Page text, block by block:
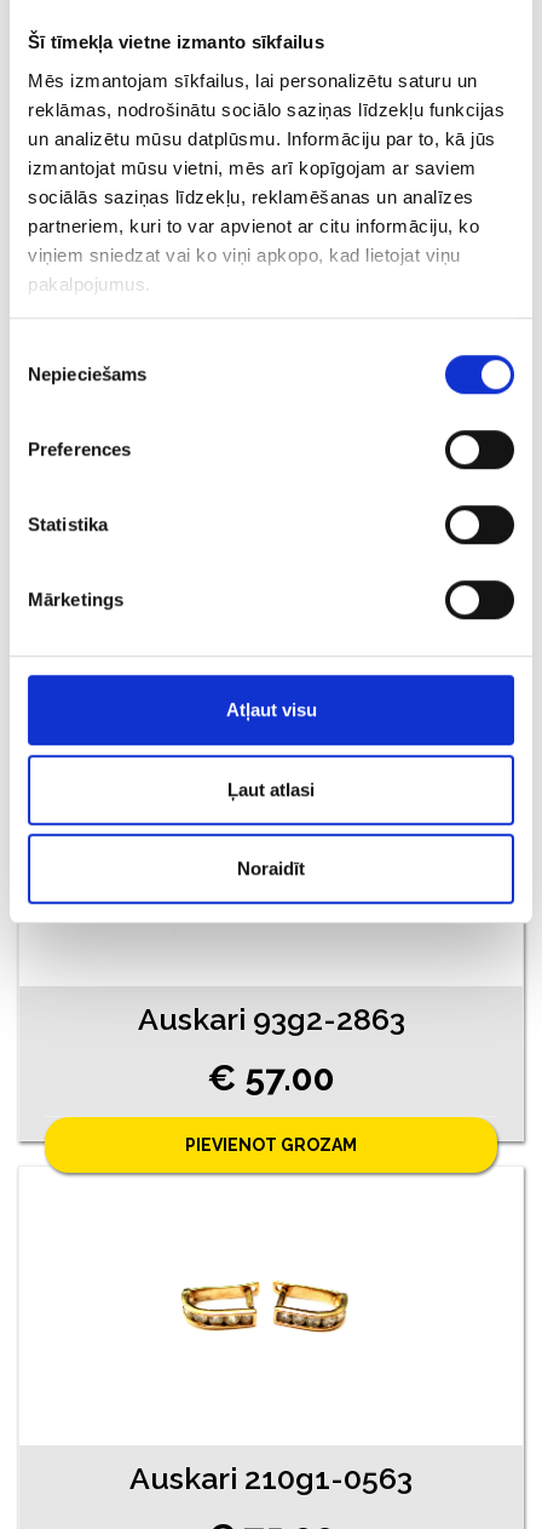
Šī tīmekļa vietne izmanto sīkfailus
Mēs izmantojam sīkfailus, lai personalizētu saturu un
reklāmas, nodrošinātu sociālo saziņas līdzekļu funkcijas
un analizētu mūsu datplūsmu. Informāciju par to, kā jūs
izmantojat mūsu vietni, mēs arī kopīgojam ar saviem
sociālās saziņas līdzekļu, reklamēšanas un analīzes
partneriem, kuri to var apvienot ar citu informāciju, ko
viņiem sniedzat vai ko viņi apkopo, kad lietojat viņu
pakalpojumus.
izvēle
Nepieciešams
Preferences
Statistika
Mārketings
Atļaut visu
Ļaut atlasi
Noraidīt
Auskari 2140-0763
€ 88.20
PIEVIENOT GROZAM
AKCIJA
Auskari 93g2-2863
€ 57.00
PIEVIENOT GROZAM
Auskari 210g1-0563